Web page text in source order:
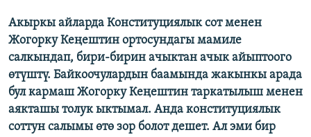
Акыркы айларда Конституциялык сот менен
Жогорку Кеңештин ортосундагы мамиле
салкындап, бири-бирин ачыктан ачык айыптоого
өтүштү. Байкоочулардын баамында жакынкы арада
бул кармаш Жогорку Кеңештин таркатылыш менен
аякташы толук ыктымал. Анда конституциялык
соттун салымы өтө зор болот дешет. Ал эми бир